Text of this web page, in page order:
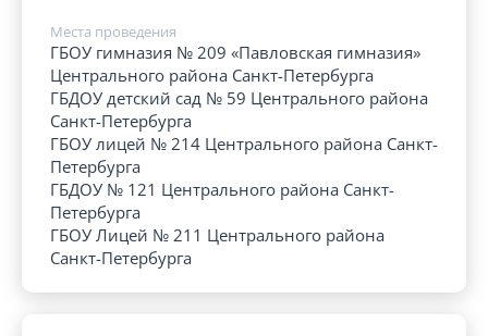
Места проведения
ГБОУ гимназия № 209 «Павловская гимназия»
Центрального района Санкт-Петербурга
ГБДОУ детский сад № 59 Центрального района
Санкт-Петербурга
ГБОУ лицей № 214 Центрального района Санкт-
Петербурга
ГБДОУ № 121 Центрального района Санкт-
Петербурга
ГБОУ Лицей № 211 Центрального района
Санкт-Петербурга